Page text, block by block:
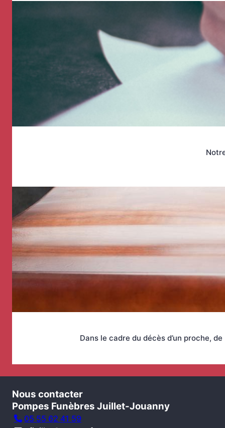
Dans le cadre du décès d’un proche,
Nous contacter
Pompes Funèbres Juillet-Jouanny
05 55 62 41 59